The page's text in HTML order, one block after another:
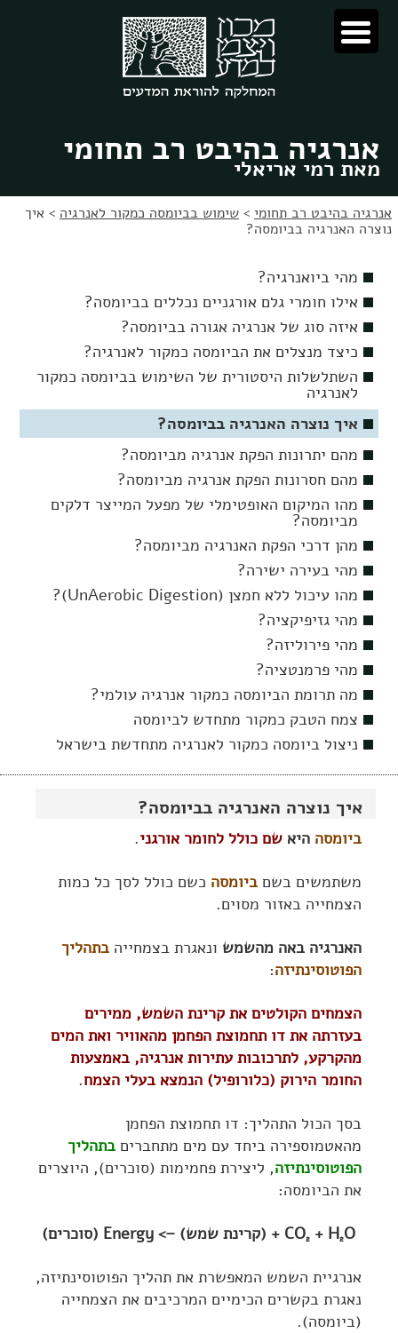
לתוכן
לניווט
אנרגיה בהיבט רב תחומי
מאת רמי אריאלי
אנרגיה בהיבט רב תחומי > שימוש בביומסה כמקור לאנרגיה > איך
נוצרה האנרגיה בביומסה?
איך נוצרה האנרגיה בביומסה?
ביומסה היא שם כולל לחומר אורגני.
משתמשים בשם ביומסה כשם כולל לסך כל כמות
הצמחייה באזור מסוים.
האנרגיה באה מהשמש ונאגרת בצמחייה בתהליך
הפוטוסינתיזה:
הצמחים הקולטים את קרינת השמש, ממירים
בעזרתה את דו תחמוצת הפחמן מהאוויר ואת המים
מהקרקע, לתרכובות עתירות אנרגיה, באמצעות
החומר הירוק (כלורופיל) הנמצא בעלי הצמח.
בסך הכול התהליך: דו תחמוצת הפחמן
מהאטמוספירה ביחד עם מים מתחברים בתהליך
הפוטוסינתיזה, ליצירת פחמימות (סוכרים), היוצרים
את הביומסה:
CO2 + H2O + (קרינת שמש) –> Energy (סוכרים)
אנרגיית השמש המאפשרת את תהליך הפוטוסינתיזה,
נאגרת בקשרים הכימיים המרכיבים את הצמחייה
(ביומסה).
מהי ביואנרגיה?
אילו חומרי גלם אורגניים נכללים בביומסה?
איזה סוג של אנרגיה אגורה בביומסה?
כיצד מנצלים את הביומסה כמקור לאנרגיה?
השתלשלות היסטורית של השימוש בביומסה כמקור
לאנרגיה
איך נוצרה האנרגיה בביומסה?
מהם יתרונות הפקת אנרגיה מביומסה?
מהם חסרונות הפקת אנרגיה מביומסה?
מהו המיקום האופטימלי של מפעל המייצר דלקים
מביומסה?
מהן דרכי הפקת האנרגיה מביומסה?
מהי בעירה ישירה?
מהו עיכול ללא חמצן (UnAerobic Digestion)?
מהי גזיפיקציה?
מהי פירוליזה?
מהי פרמנטציה?
מה תרומת הביומסה כמקור אנרגיה עולמי?
צמח הטבק כמקור מתחדש לביומסה
ניצול ביומסה כמקור לאנרגיה מתחדשת בישראל